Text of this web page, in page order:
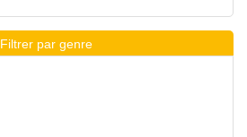
Filtrer par genre